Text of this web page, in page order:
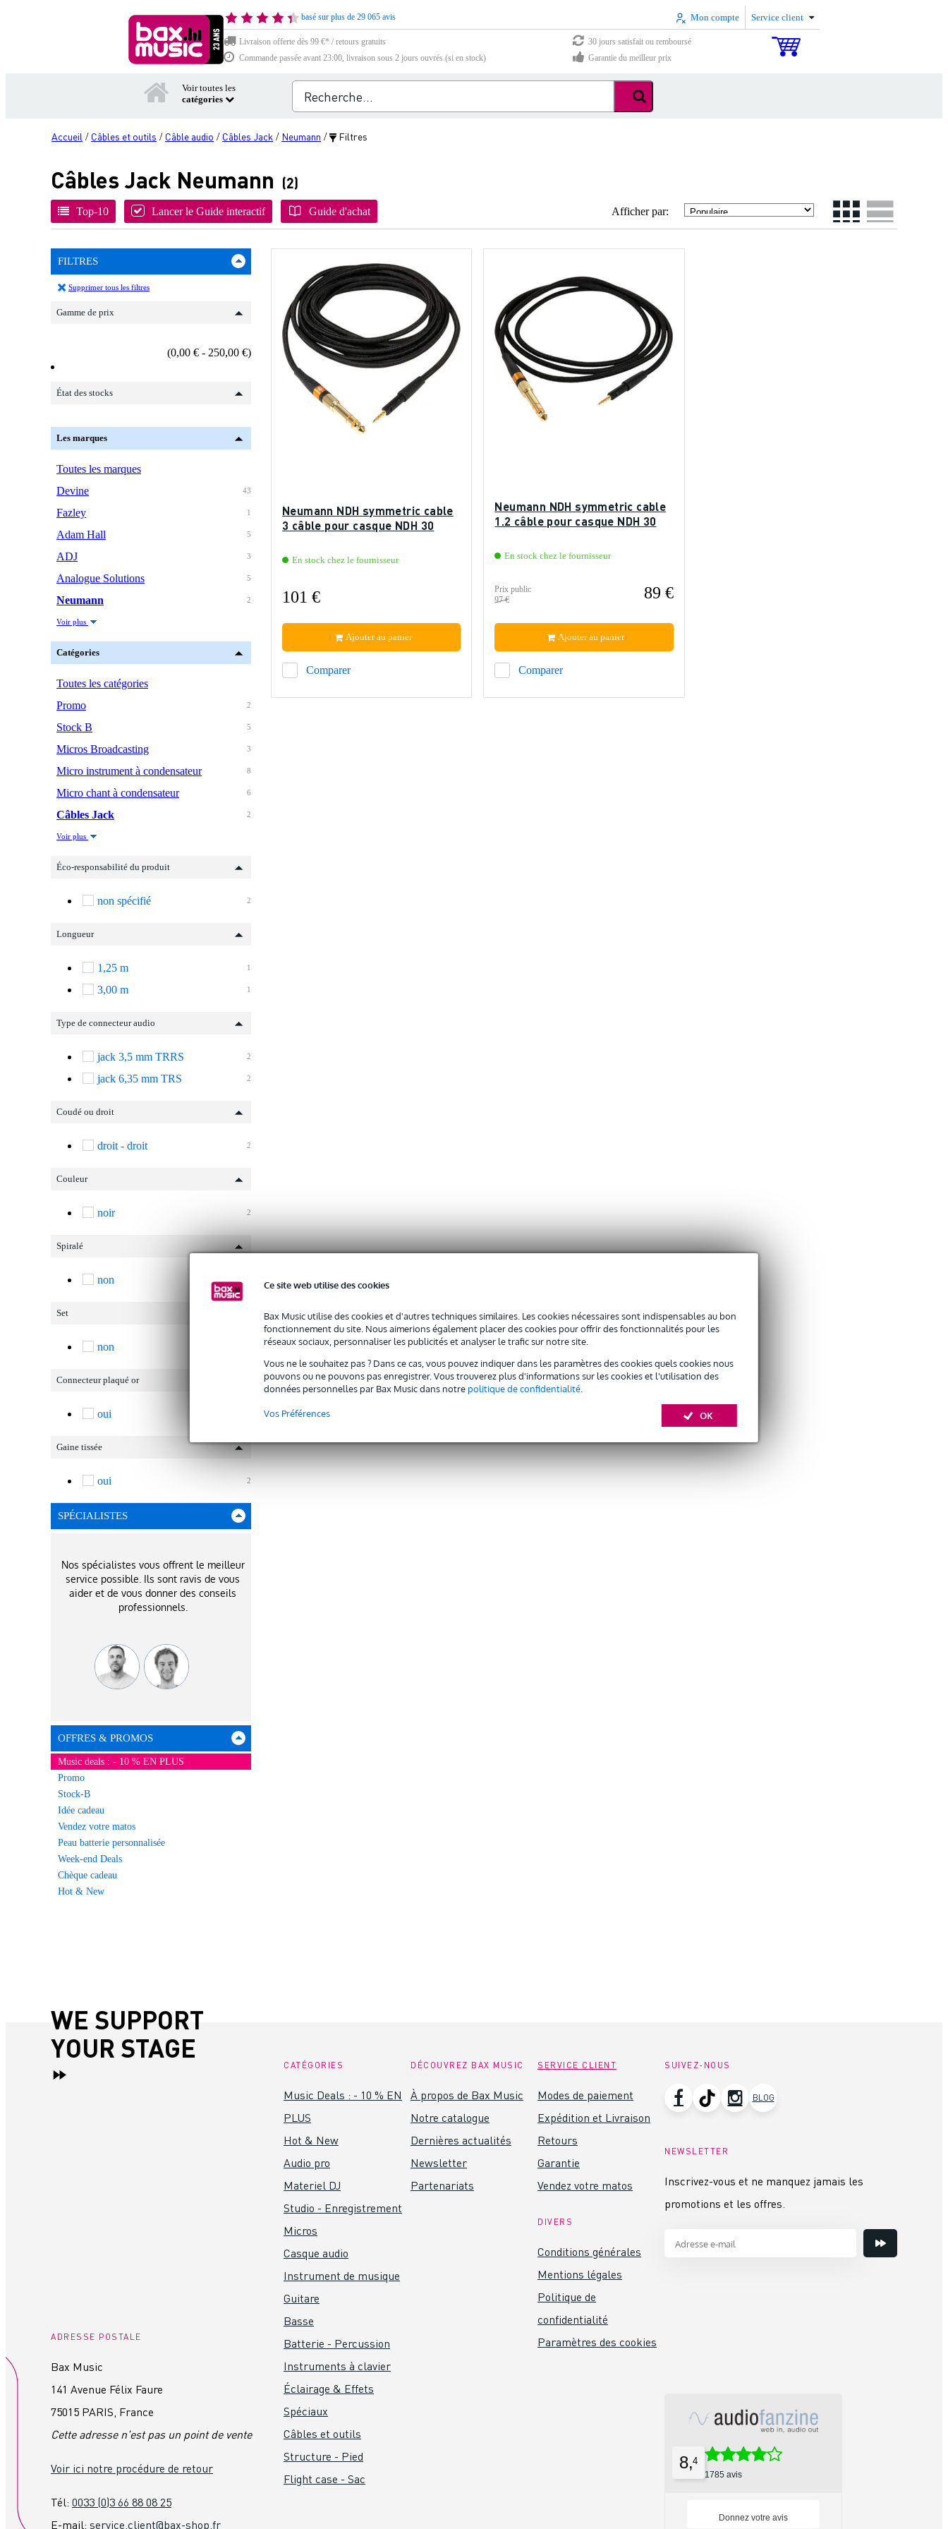
Ce site web utilise des cookies
Bax Music utilise des cookies et d'autres techniques similaires. Les cookies nécessaires sont indispensables au bon
fonctionnement du site. Nous aimerions également placer des cookies pour offrir des fonctionnalités pour les
réseaux sociaux, personnaliser les publicités et analyser le trafic sur notre site.
Vous ne le souhaitez pas ? Dans ce cas, vous pouvez indiquer dans les paramètres des cookies quels cookies nous
pouvons ou ne pouvons pas enregistrer. Vous trouverez plus d'informations sur les cookies et l'utilisation des
données personnelles par Bax Music dans notrepolitique de confidentialité.
OK
Vos Préférences
basé sur plus de 29 065 avis Mon compte Service client
Livraison offerte dès 99 €* / retours gratuits
30 jours satisfait ou remboursé
Commande passée avant 23:00, livraison sous 2 jours ouvrés (si en stock)
Garantie du meilleur prix
Voir toutes les
catégories
Accueil / Câbles et outils / Câble audio / Câbles Jack / Neumann / Filtres
Câbles Jack Neumann (2)
Top-10 Lancer le Guide interactif Guide d'achat Afficher par:
FILTRES
Supprimer tous les filtres
Gamme de prix
(0,00 € - 250,00 €)
État des stocks
Les marques
Toutes les marques
43
Devine
1
Fazley
5
Adam Hall
3
ADJ
5
Analogue Solutions
2
Neumann
Voir plus
Catégories
Toutes les catégories
2
Promo
5
Stock B
3
Micros Broadcasting
8
Micro instrument à condensateur
6
Micro chant à condensateur
2
Câbles Jack
Voir plus
Éco-responsabilité du produit
2
non spécifié
Longueur
1
1,25 m
1
3,00 m
Type de connecteur audio
2
jack 3,5 mm TRRS
2
jack 6,35 mm TRS
Coudé ou droit
2
droit - droit
Couleur
2
noir
Spiralé
non
Set
non
Connecteur plaqué or
oui
Gaine tissée
2
oui
SPÉCIALISTES
Nos spécialistes vous offrent le meilleur
service possible. Ils sont ravis de vous
aider et de vous donner des conseils
professionnels.
OFFRES & PROMOS
Music deals : - 10 % EN PLUS
Promo
Stock-B
Idée cadeau
Vendez votre matos
Peau batterie personnalisée
Week-end Deals
Chèque cadeau
Hot & New
Neumann NDH symmetric cable
3 câble pour casque NDH 30
En stock chez le fournisseur
101 €
Comparer
Ajouter au panier
Neumann NDH symmetric cable
1.2 câble pour casque NDH 30
En stock chez le fournisseur
Prix public
97 €
89 €
Comparer
Ajouter au panier
WE SUPPORT
YOUR STAGE
ADRESSE POSTALE
Bax Music
141 Avenue Félix Faure
75015 PARIS, France
Cette adresse n'est pas un point de vente
Voir ici notre procédure de retour
Tél: 0033 (0)3 66 88 08 25
E-mail: service.client@bax-shop.fr
CATÉGORIES
Music Deals : - 10 % EN
PLUS
Hot & New
Audio pro
Materiel DJ
Studio - Enregistrement
Micros
Casque audio
Instrument de musique
Guitare
Basse
Batterie - Percussion
Instruments à clavier
Éclairage & Effets
Spéciaux
Câbles et outils
Structure - Pied
Flight case - Sac
DÉCOUVREZ BAX MUSIC
À propos de Bax Music
Notre catalogue
Dernières actualités
Newsletter
Partenariats
SERVICE CLIENT
Modes de paiement
Expédition et Livraison
Retours
Garantie
Vendez votre matos
DIVERS
Conditions générales
Mentions légales
Politique de
confidentialité
Paramètres des cookies
SUIVEZ-NOUS
BLOG
NEWSLETTER
Inscrivez-vous et ne manquez jamais les
promotions et les offres.
8,4
1785 avis
Donnez votre avis